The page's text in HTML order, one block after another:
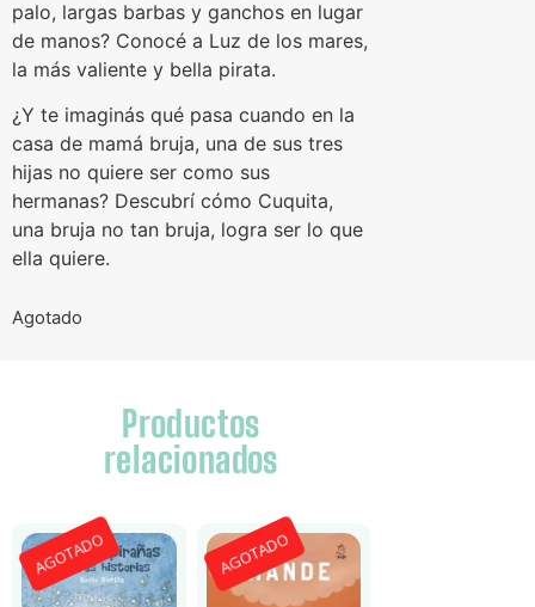
palo, largas barbas y ganchos en lugar
de manos? Conocé a Luz de los mares,
la más valiente y bella pirata.
¿Y te imaginás qué pasa cuando en la
casa de mamá bruja, una de sus tres
hijas no quiere ser como sus
hermanas? Descubrí cómo Cuquita,
una bruja no tan bruja, logra ser lo que
ella quiere.
Agotado
Productos
relacionados
AGOTADO AGOTADO